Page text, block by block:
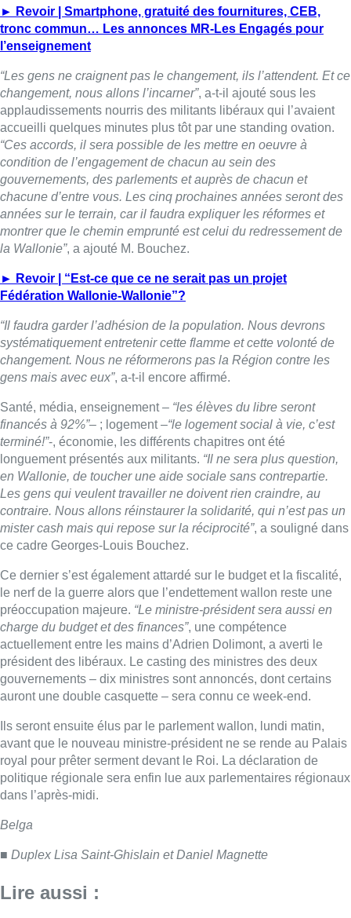
années sur le terrain, car il faudra expliquer les réformes et
montrer que le chemin emprunté est celui du redressement de
la Wallonie”, a ajouté M. Bouchez.
Fédération Wallonie-Wallonie”?
“Il faudra garder l’adhésion de la population. Nous devrons
systématiquement entretenir cette flamme et cette volonté de
changement. Nous ne réformerons pas la Région contre les
gens mais avec eux”, a-t-il encore affirmé.
Santé, média, enseignement – “les élèves du libre seront
financés à 92%”– ; logement –“le logement social à vie, c’est
terminé!”-, économie, les différents chapitres ont été
longuement présentés aux militants.
Les gens qui veulent travailler ne doivent rien craindre, au
contraire. Nous allons réinstaurer la solidarité, qui n’est pas un
mister cash mais qui repose sur la réciprocité”
ce cadre Georges-Louis Bouchez.
Ce dernier s’est également attardé sur le budget et la fiscalité,
le nerf de la guerre alors que l’endettement wallon reste une
préoccupation majeure.
“Le ministre-président sera aussi en
charge du budget et des finances”, une compétence
actuellement entre les mains d’Adrien Dolimont, a averti le
président des libéraux. Le casting des ministres des deux
gouvernements – dix ministres sont annoncés, dont certains
auront une double casquette – sera connu ce week-end.
Ils seront ensuite élus par le parlement wallon, lundi matin,
avant que le nouveau ministre-président ne se rende au Palais
royal pour prêter serment devant le Roi. La déclaration de
politique régionale sera enfin lue aux parlementaires régionaux
dans l’après-midi.
Belga
■ Duplex Lisa Saint-Ghislain et Daniel Magnette
Lire aussi :
À Bruxelles, le blocus s’invite dans
des lieux insolites : “C’est
exceptionnel, il faut se l’avouer”